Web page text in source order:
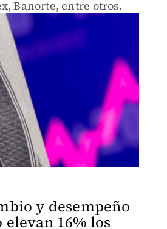
Banorte, entre otros.
y desempeño
elevan 16% los